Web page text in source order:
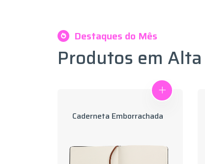
Destaques do Mês
Produtos em Alta
Caderneta Emborrachada